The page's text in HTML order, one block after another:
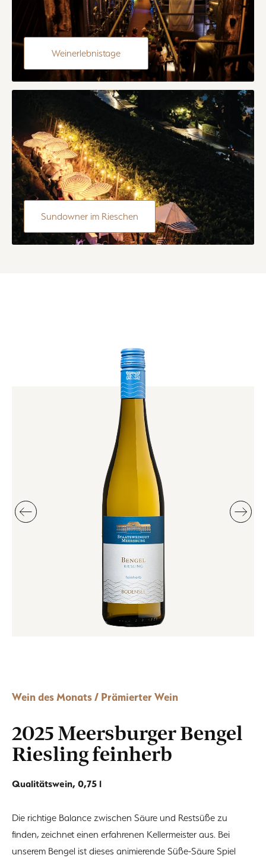
Weinerlebnistage
Sundowner im Rieschen
Wein des Monats / Prämierter Wein
2025 Meersburger Bengel
Riesling feinherb
Qualitätswein, 0,75 l
Die richtige Balance zwischen Säure und Restsüße zu
finden, zeichnet einen erfahrenen Kellermeister aus. Bei
unserem Bengel ist dieses animierende Süße-Säure Spiel